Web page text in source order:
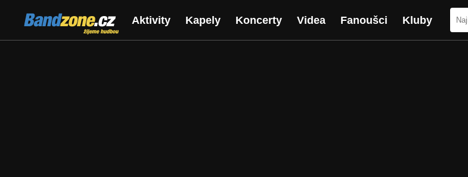
Bandzone.cz
žijeme hudbou
Aktivity Kapely Koncerty Videa Fanoušci Kluby